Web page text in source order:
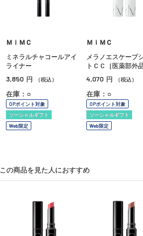
ＭｉＭＣ
ミネラルチャコールアイ
ライナー
3,850 円 （税込）
在庫：○
OPポイント対象
ソーシャルギフト
Web限定
ＭｉＭＣ
メラノエスケープ
トＣＣ［医薬部外
4,070 円 （税込）
在庫：○
OPポイント対象
ソーシャルギフト
Web限定
この商品を見た人におすすめ